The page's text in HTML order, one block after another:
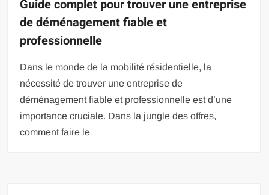
Guide complet pour trouver une entreprise
de déménagement fiable et
professionnelle
Dans le monde de la mobilité résidentielle, la
nécessité de trouver une entreprise de
déménagement fiable et professionnelle est d’une
importance cruciale. Dans la jungle des offres,
comment faire le